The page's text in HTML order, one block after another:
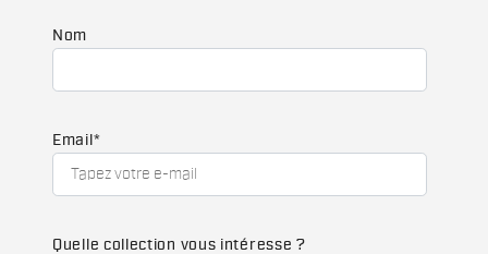
Nom
Email *
Quelle collection vous intéresse ?